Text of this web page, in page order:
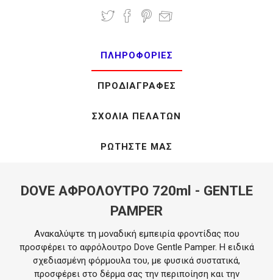
ΠΛΗΡΟΦΟΡΊΕΣ
ΠΡΟΔΙΑΓΡΑΦΈΣ
ΣΧΌΛΙΑ ΠΕΛΑΤΏΝ
ΡΩΤΉΣΤΕ ΜΑΣ
DOVE ΑΦΡΟΛΟΥΤΡΟ 720ml - GENTLE
PAMPER
Ανακαλύψτε τη μοναδική εμπειρία φροντίδας που
προσφέρει το αφρόλουτρο Dove Gentle Pamper. Η ειδικά
σχεδιασμένη φόρμουλα του, με φυσικά συστατικά,
προσφέρει στο δέρμα σας την περιποίηση και την